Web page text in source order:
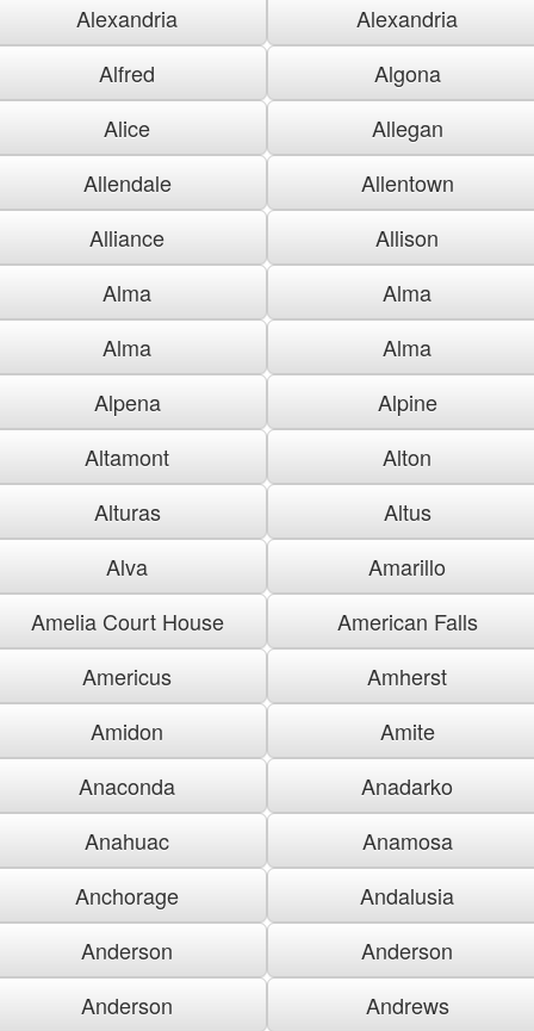
Alexandria
Alexandria
Alfred
Algona
Alice
Allegan
Allendale
Allentown
Alliance
Allison
Alma
Alma
Alma
Alma
Alpena
Alpine
Altamont
Alton
Alturas
Altus
Alva
Amarillo
Amelia Court House
American Falls
Americus
Amherst
Amidon
Amite
Anaconda
Anadarko
Anahuac
Anamosa
Anchorage
Andalusia
Anderson
Anderson
Anderson
Andrews